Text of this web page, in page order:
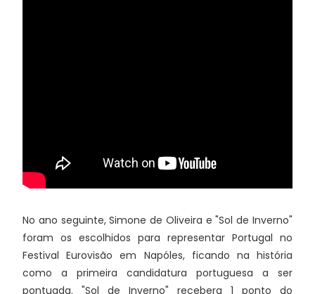
No ano seguinte, Simone de Oliveira e "Sol de Inverno"
foram os escolhidos para representar Portugal no
Festival Eurovisão em Napóles, ficando na história
como a primeira candidatura portuguesa a ser
pontuada. "Sol de Inverno" recebera 1 ponto do